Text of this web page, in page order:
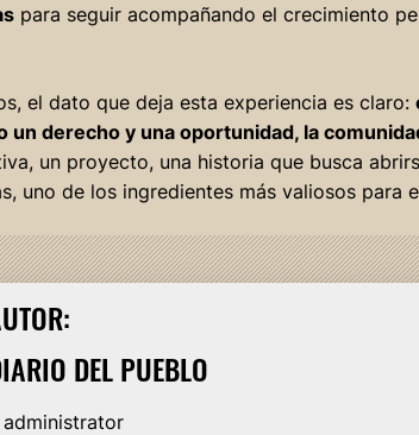
para seguir acompañando el crecimiento
el dato que deja esta experiencia es claro:
derecho y una oportunidad, la
un proyecto, una historia que busca
uno de los ingredientes más valiosos para
DEL PUEBLO
administrator